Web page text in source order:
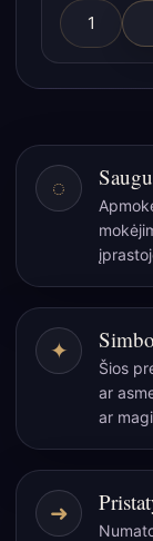
produkto
kiekis:
50
ml
◌
✦
Šios
ar
ar
➜